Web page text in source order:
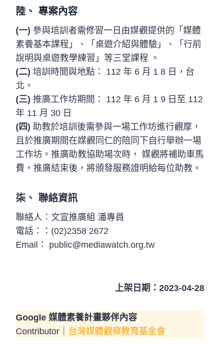
陸、 專案內容
(一) 參與培訓者需修習一日由媒觀提供的「媒體
素養基本課程」、「桌遊介紹與體驗」、「行前
說明與桌遊教學練習」等三堂課程 。
(二) 培訓時間與地點： 112 年 6 月 1 8 日，台
北。
(三) 推廣工作坊期間： 112 年 6 月 1 9 日至 112
年 11 月 30 日
(四) 助教於培訓後需參與一場工作坊進行觀摩，
且於推廣期間在媒觀同仁的陪同下自行舉辦一場
工作坊。推廣助教協助場次時， 媒觀將補助車馬
費，推廣結束後，將頒發服務證明給每位助教。
柒、 聯絡資訊
聯絡人：文宣推廣組 潘專員
電話：：(02)2358 2672
Email： public@mediawatch.org.tw
上架日期：2023-04-28
Google 媒體素養計畫夥伴內容
Contributor｜ 台灣媒體觀察教育基金會